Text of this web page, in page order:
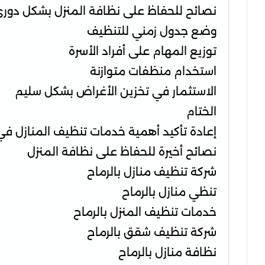
نصائح للحفاظ على نظافة المنزل بشكل
وضع جدول زمني للتنظيف
توزيع المهام على أفراد الأسرة
استخدام منظفات متوازنة
الاستثمار في تخزين الأغراض بشكل سليم
الختام
إعادة تأكيد أهمية خدمات تنظيف المنازل
نصائح أخيرة للحفاظ على نظافة المنزل
شركة تنظيف منازل بالرماح
تنظي منازل بالرماح
خدمات تنظيف المنزل بالرماح
شركة تنظيف شقق بالرماح
نظافة منازل بالرماح